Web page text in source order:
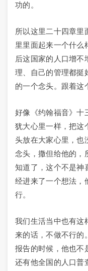
功的。
所以这里二十四章里
里里面起来一个什么
后这国家的人口增不
理、自己的管理都挺
的一个念头。跟着这
好像《约翰福音》十
犹大心里一样，把这
头放在大家心里，也
念头，撒但给他的，
知道了，这个不是神
经进来了一个想法，
行。
我们生活当中也有这
来的话，不做不行的
报告的时候，他也不
还有他全国的人口普